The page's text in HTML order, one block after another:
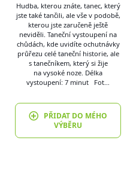
Hudba, kterou znáte, tanec, který
jste také tančili, ale vše v podobě,
kterou jste zaručeně ještě
neviděli. Taneční vystoupení na
chůdách, kde uvidíte ochutnávky
průřezu celé taneční historie, ale
s tanečníkem, který si žije
na vysoké noze. Délka
vystoupení: 7 minut Fot…
PŘIDAT DO MÉHO
VÝBĚRU